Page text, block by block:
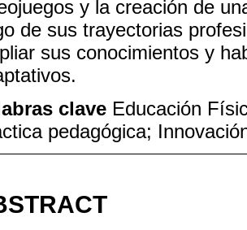
y la creación de
de sus trayectorias
sus conocimientos y
clave Educación
pedagógica;